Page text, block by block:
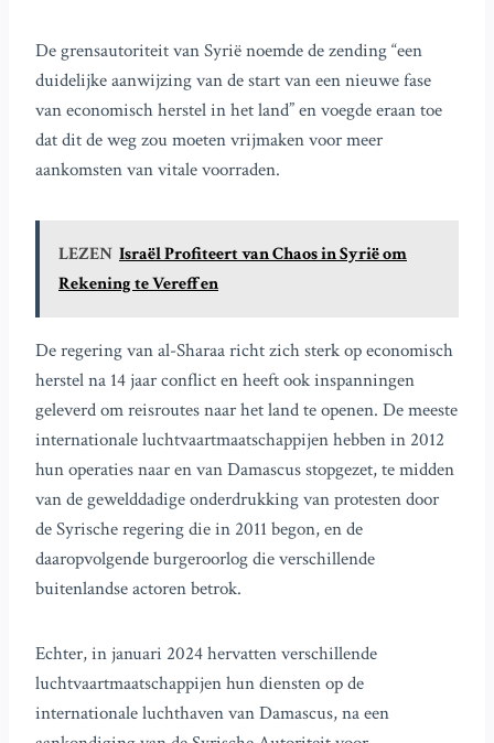
De grensautoriteit van Syrië noemde de zending “een
duidelijke aanwijzing van de start van een nieuwe fase
van economisch herstel in het land” en voegde eraan toe
dat dit de weg zou moeten vrijmaken voor meer
aankomsten van vitale voorraden.
LEZEN Israël Profiteert van Chaos in Syrië om
Rekening te Vereffen
De regering van al-Sharaa richt zich sterk op economisch
herstel na 14 jaar conflict en heeft ook inspanningen
geleverd om reisroutes naar het land te openen. De meeste
internationale luchtvaartmaatschappijen hebben in 2012
hun operaties naar en van Damascus stopgezet, te midden
van de gewelddadige onderdrukking van protesten door
de Syrische regering die in 2011 begon, en de
daaropvolgende burgeroorlog die verschillende
buitenlandse actoren betrok.
Echter, in januari 2024 hervatten verschillende
luchtvaartmaatschappijen hun diensten op de
internationale luchthaven van Damascus, na een